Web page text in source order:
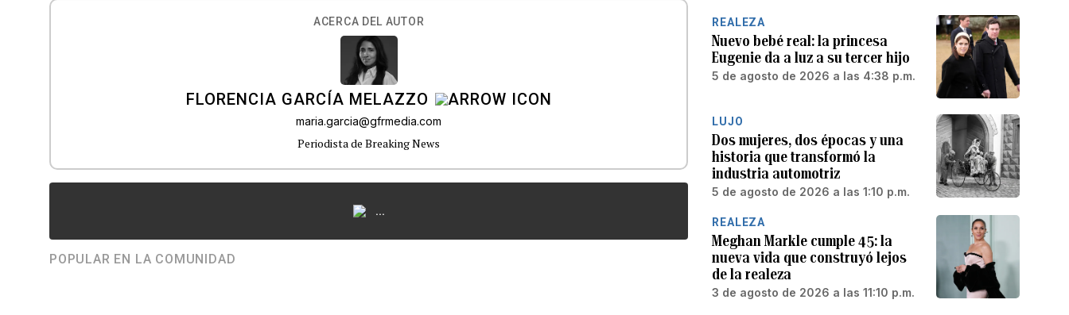
ACERCA DEL AUTOR
FLORENCIA GARCÍA MELAZZO
maria.garcia@gfrmedia.com
Periodista de Breaking News
...
POPULAR EN LA COMUNIDAD
REALEZA
Nuevo bebé real: la princesa
Eugenie da a luz a su tercer hijo
5 de agosto de 2026 a las 4:38 p.m.
LUJO
Dos mujeres, dos épocas y una
historia que transformó la
industria automotriz
5 de agosto de 2026 a las 1:10 p.m.
REALEZA
Meghan Markle cumple 45: la
nueva vida que construyó lejos
de la realeza
3 de agosto de 2026 a las 11:10 p.m.